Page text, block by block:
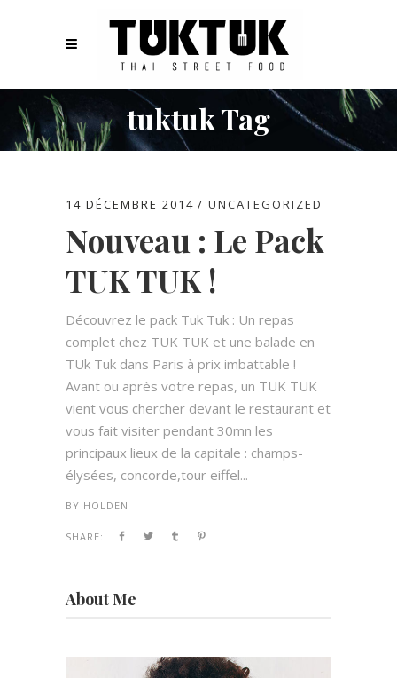
tuktuk Tag
14 DÉCEMBRE 2014 UNCATEGORIZED
Nouveau : Le Pack
TUK TUK !
Découvrez le pack Tuk Tuk : Un repas
complet chez TUK TUK et une balade en
TUk Tuk dans Paris à prix imbattable !
Avant ou après votre repas, un TUK TUK
vient vous chercher devant le restaurant et
vous fait visiter pendant 30mn les
principaux lieux de la capitale : champs-
élysées, concorde,tour eiffel...
BY HOLDEN
SHARE:
About Me